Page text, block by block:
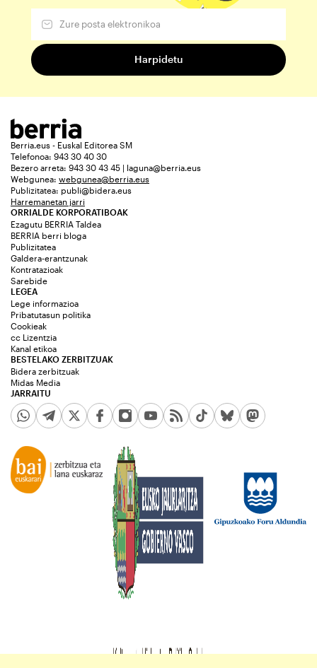
Berria.eus - Euskal Editorea SM
Telefonoa: 943 30 40 30
Bezero arreta: 943 30 43 45 | laguna@berria.eus
Webgunea: webgunea@berria.eus
Publizitatea: publi@bidera.eus
Harremanetan jarri
ORRIALDE KORPORATIBOAK
Ezagutu BERRIA Taldea
BERRIA berri bloga
Publizitatea
Galdera-erantzunak
Kontratazioak
Sarebide
JARRAITU
LEGEA
Lege informazioa
Pribatutasun politika
Cookieak
cc Lizentzia
Kanal etikoa
BESTELAKO ZERBITZUAK
Bidera zerbitzuak
Midas Media